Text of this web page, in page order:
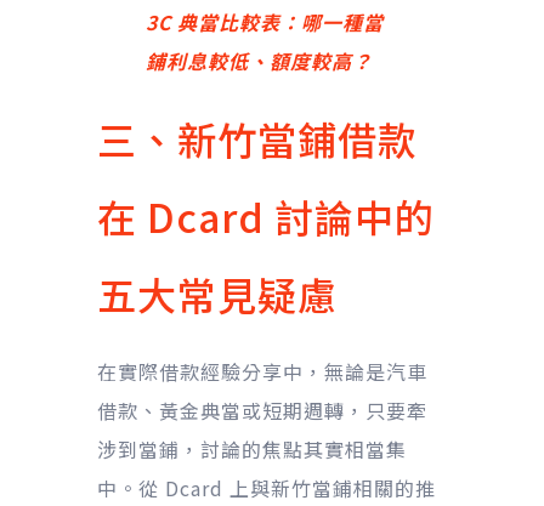
3C 典當比較表：哪一種當
鋪利息較低、額度較高？
三、新竹當鋪借款
在 Dcard 討論中的
五大常見疑慮
在實際借款經驗分享中，無論是汽車
借款、黃金典當或短期週轉，只要牽
涉到當鋪，討論的焦點其實相當集
中。從 Dcard 上與新竹當鋪相關的推